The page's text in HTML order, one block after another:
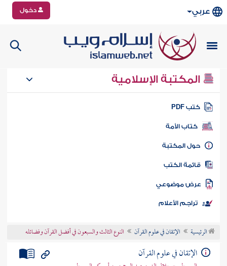
عربي دخول
المكتبة الإسلامية
كتب PDF
كتاب الأمة
المكتبة
الكتب
موضوعي
تراجم الأعلام
الرئيسية الإتقان في علوم القرآن النوع الثالث والسبعون في أفضل القرآن وفضائله
الإتقان في علوم القرآن